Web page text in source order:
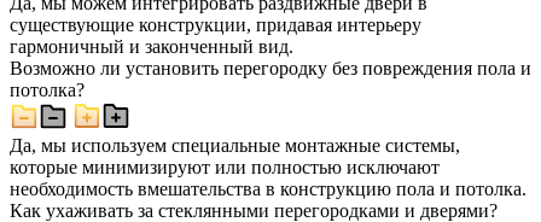
существующие конструкции, придавая интерьеру
гармоничный и законченный вид.
Возможно ли установить перегородку без повреждения пола и
потолка?
Да, мы используем специальные монтажные системы,
которые минимизируют или полностью исключают
необходимость вмешательства в конструкцию пола и потолка.
Как ухаживать за стеклянными перегородками и дверями?